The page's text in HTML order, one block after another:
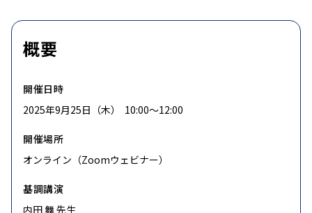
概要
開催日時
2025年9月25日（木） 10:00〜12:00
開催場所
オンライン（Zoomウェビナー）
基調講演
内田 舞 先生